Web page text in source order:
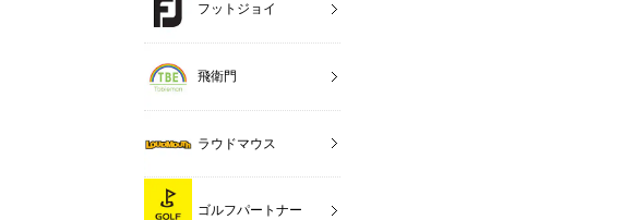
フットジョイ
飛衛門
ラウドマウス
ゴルフパートナー